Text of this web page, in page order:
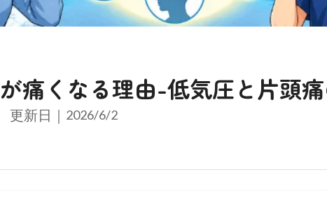
更新日｜ 2026/6/2
痛くなる理由-低気圧と片頭